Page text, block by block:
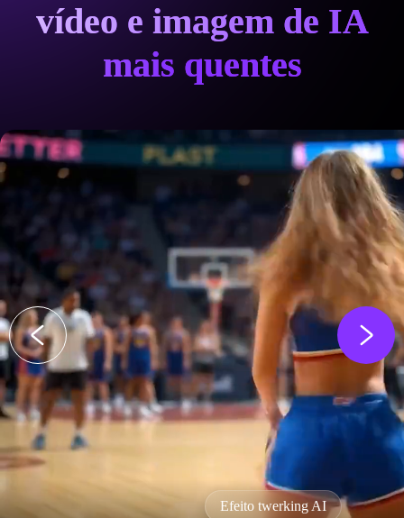
vídeo e imagem de IA
mais quentes
Efeito twerking AI